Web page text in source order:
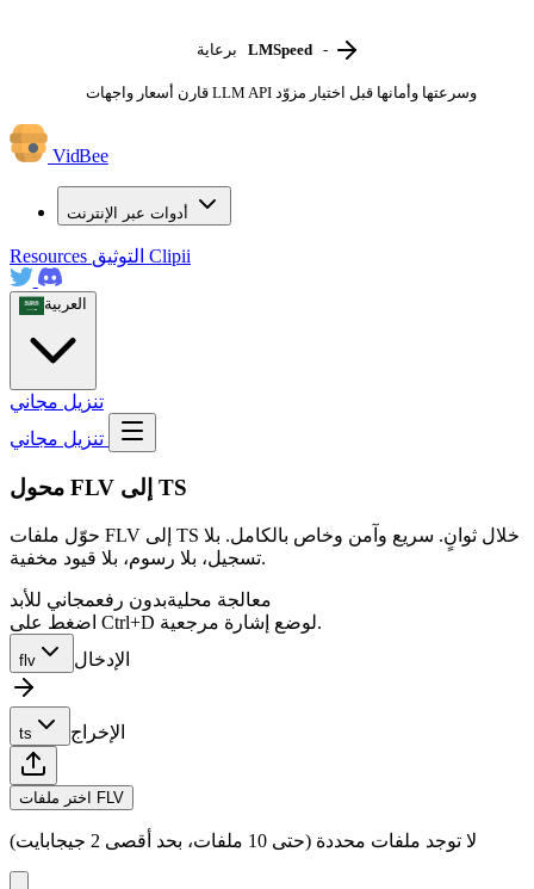
برعاية LMSpeed -
قارن أسعار واجهات LLM API وسرعتها وأمانها قبل اختيار مزوّد
VidBee
أدوات عبر الإنترنت
Resources Clipii
العربية
تنزيل مجاني
محول FLV إلى TS
حوّل ملفات FLV إلى TS خلال ثوانٍ. سريع وآمن وخاص بالكامل. بلا
تسجيل، بلا رسوم، بلا قيود مخفية.
معالجة محليةبدون رفعمجاني للأبد
اضغط على Ctrl+D لوضع إشارة مرجعية.
flv الإدخال
ts الإخراج
اختر ملفات FLV
لا توجد ملفات محددة (حتى 10 ملفات، بحد أقصى 2 جيجابايت)